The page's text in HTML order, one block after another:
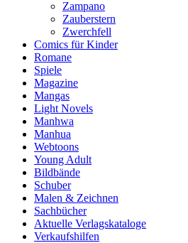
Zampano
Zauberstern
Zwerchfell
Comics für Kinder
Romane
Spiele
Magazine
Mangas
Light Novels
Manhwa
Manhua
Webtoons
Young Adult
Bildbände
Schuber
Malen & Zeichnen
Sachbücher
Aktuelle Verlagskataloge
Verkaufshilfen